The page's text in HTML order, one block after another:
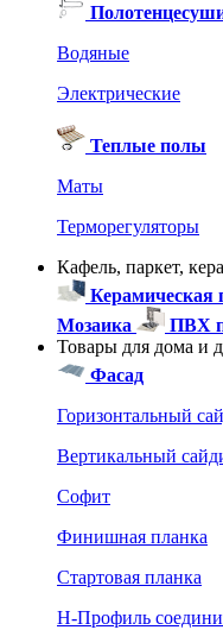
Водяные
Электрические
Теплые полы
Маты
Терморегуляторы
Кафель, паркет,
Керамическая
Мозаика
ПВХ
Товары для дома и
Фасад
Горизонтальный
Вертикальный
Софит
Финишная планка
Стартовая планка
Н-Профиль